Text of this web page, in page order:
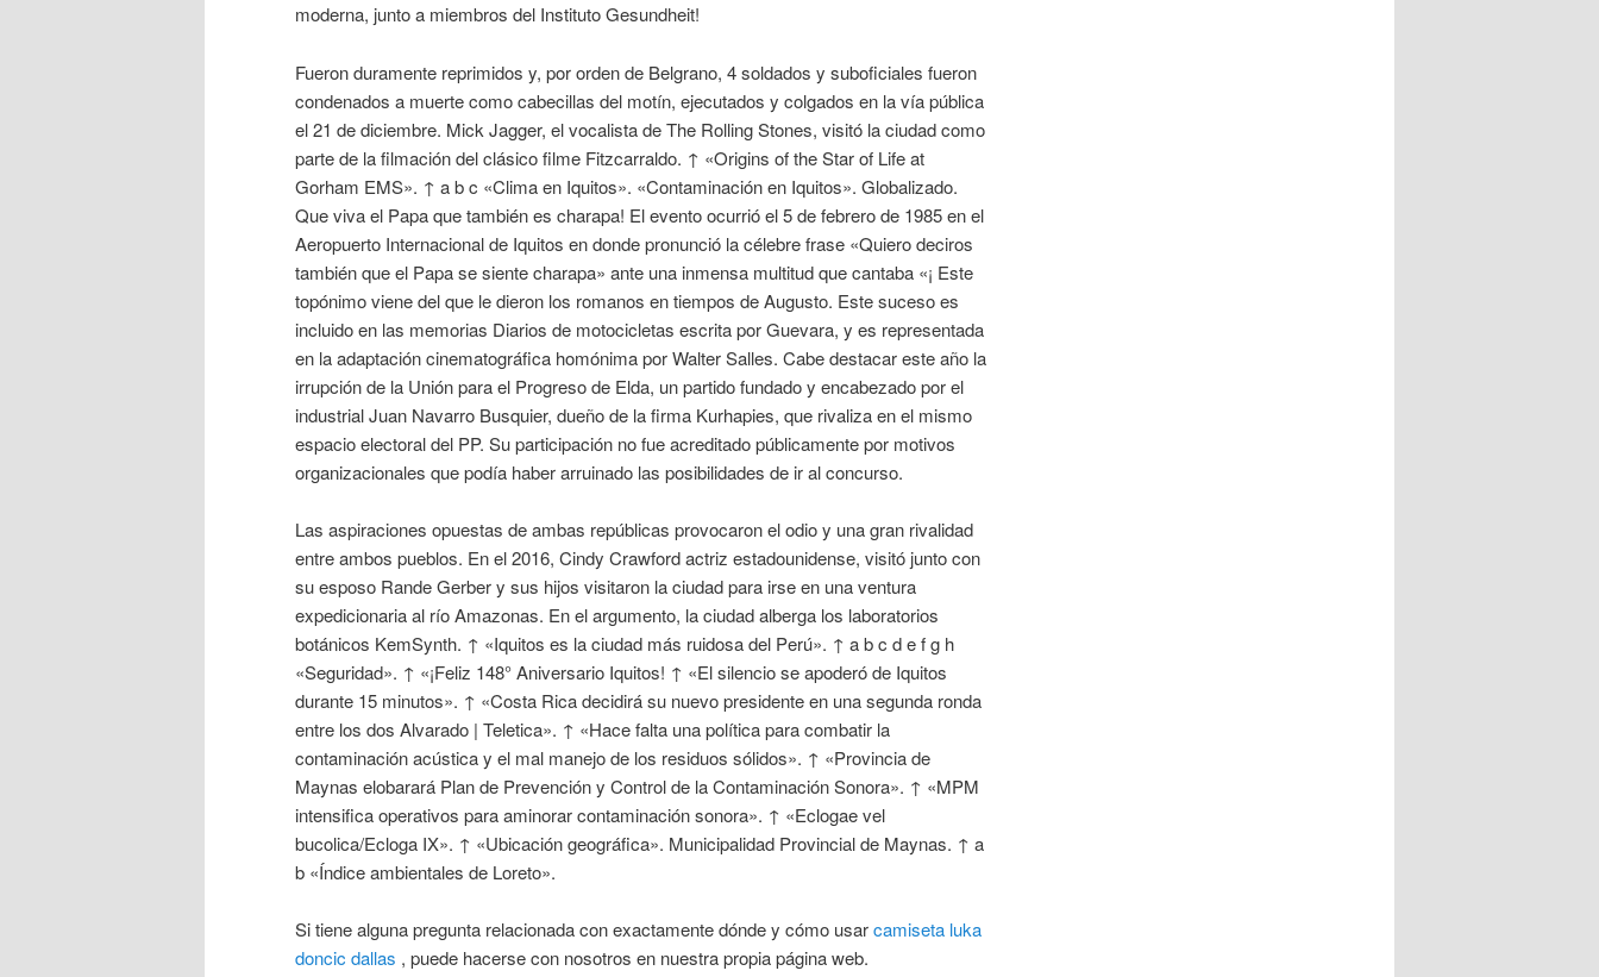
moderna, junto a miembros del Instituto Gesundheit!
Fueron duramente reprimidos y, por orden de Belgrano, 4 soldados y suboficiales fueron
condenados a muerte como cabecillas del motín, ejecutados y colgados en la vía pública
el 21 de diciembre. Mick Jagger, el vocalista de The Rolling Stones, visitó la ciudad como
parte de la filmación del clásico filme Fitzcarraldo. ↑ «Origins of the Star of Life at
Gorham EMS». ↑ a b c «Clima en Iquitos». «Contaminación en Iquitos». Globalizado.
Que viva el Papa que también es charapa! El evento ocurrió el 5 de febrero de 1985 en el
Aeropuerto Internacional de Iquitos en donde pronunció la célebre frase «Quiero deciros
también que el Papa se siente charapa» ante una inmensa multitud que cantaba «¡ Este
topónimo viene del que le dieron los romanos en tiempos de Augusto. Este suceso es
incluido en las memorias Diarios de motocicletas escrita por Guevara, y es representada
en la adaptación cinematográfica homónima por Walter Salles. Cabe destacar este año la
irrupción de la Unión para el Progreso de Elda, un partido fundado y encabezado por el
industrial Juan Navarro Busquier, dueño de la firma Kurhapies, que rivaliza en el mismo
espacio electoral del PP. Su participación no fue acreditado públicamente por motivos
organizacionales que podía haber arruinado las posibilidades de ir al concurso.
Las aspiraciones opuestas de ambas repúblicas provocaron el odio y una gran rivalidad
entre ambos pueblos. En el 2016, Cindy Crawford actriz estadounidense, visitó junto con
su esposo Rande Gerber y sus hijos visitaron la ciudad para irse en una ventura
expedicionaria al río Amazonas. En el argumento, la ciudad alberga los laboratorios
botánicos KemSynth. ↑ «Iquitos es la ciudad más ruidosa del Perú». ↑ a b c d e f g h
«Seguridad». ↑ «¡Feliz 148° Aniversario Iquitos! ↑ «El silencio se apoderó de Iquitos
durante 15 minutos». ↑ «Costa Rica decidirá su nuevo presidente en una segunda ronda
entre los dos Alvarado | Teletica». ↑ «Hace falta una política para combatir la
contaminación acústica y el mal manejo de los residuos sólidos». ↑ «Provincia de
Maynas elobarará Plan de Prevención y Control de la Contaminación Sonora». ↑ «MPM
intensifica operativos para aminorar contaminación sonora». ↑ «Eclogae vel
bucolica/Ecloga IX». ↑ «Ubicación geográfica». Municipalidad Provincial de Maynas. ↑ a
b «Índice ambientales de Loreto».
Si tiene alguna pregunta relacionada con exactamente dónde y cómo usarcamiseta luka
doncic dallas , puede hacerse con nosotros en nuestra propia página web.